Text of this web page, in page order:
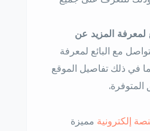
لمعرفة المزيد عن
مع البائع لمعرفة
في ذلك تفاصيل الموقع
المتوفرة.
إلكترونية مميزة